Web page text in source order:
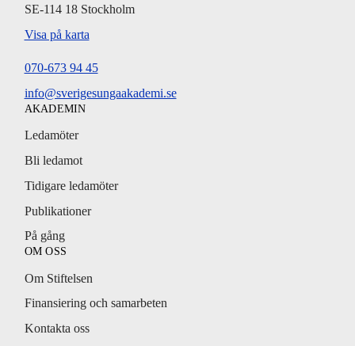
SE-114 18 Stockholm
Visa på karta
070-673 94 45
info@sverigesungaakademi.se
AKADEMIN
Ledamöter
Bli ledamot
Tidigare ledamöter
Publikationer
På gång
OM OSS
Om Stiftelsen
Finansiering och samarbeten
Kontakta oss